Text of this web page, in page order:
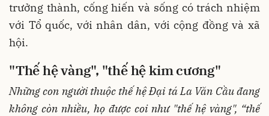
trưởng thành, cống hiến và sống có trách nhiệm
với Tổ quốc, với nhân dân, với cộng đồng và xã
hội.
"Thế hệ vàng", "thế hệ kim cương"
Những con người thuộc thế hệ Đại tá La Văn Cầu đang
không còn nhiều, họ được coi như "thế hệ vàng", “thế